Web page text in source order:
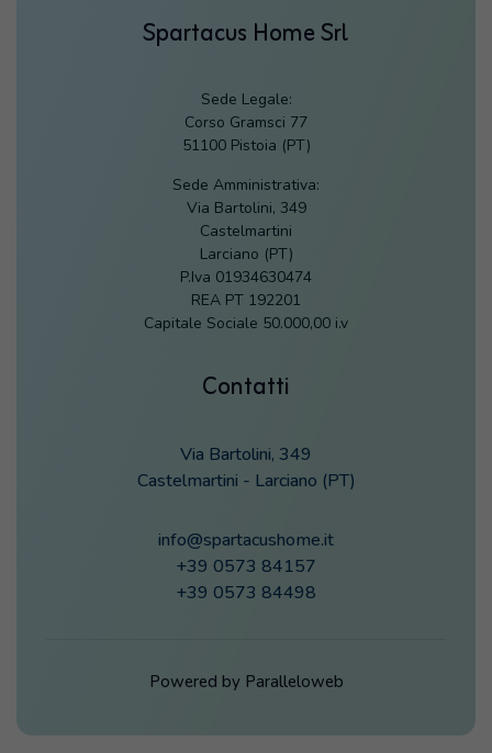
Spartacus Home Srl
Sede Legale:
Corso Gramsci 77
51100 Pistoia (PT)
Sede Amministrativa:
Via Bartolini, 349
Castelmartini
Larciano (PT)
P.Iva 01934630474
REA PT 192201
Capitale Sociale 50.000,00 i.v
Contatti
Via Bartolini, 349
Castelmartini - Larciano (PT)
info@spartacushome.it
+39 0573 84157
+39 0573 84498
Powered by Paralleloweb